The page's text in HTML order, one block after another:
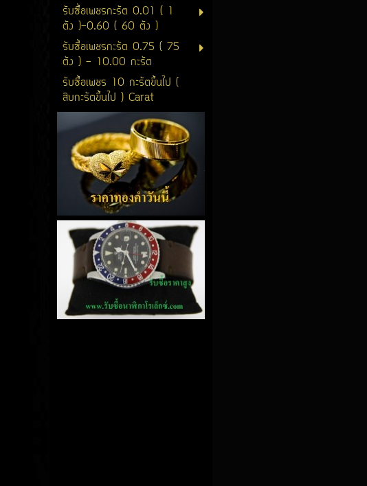
รับซื้อเพชรกะรัต 0.01 ( 1
ตัง )-0.60 ( 60 ตัง )
รับซื้อเพชรกะรัต 0.75 ( 75
ตัง ) - 10.00 กะรัต
รับซื้อเพชร 10 กะรัตขึ้นไป (
สิบกะรัตขึ้นไป ) Carat